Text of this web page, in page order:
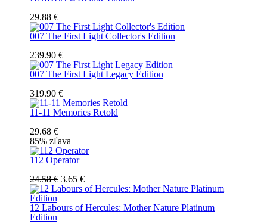
29.88 €
007 The First Light Collector's Edition
239.90 €
007 The First Light Legacy Edition
319.90 €
11-11 Memories Retold
29.68 €
85% zľava
112 Operator
24.58 € 3.65 €
12 Labours of Hercules: Mother Nature Platinum
Edition